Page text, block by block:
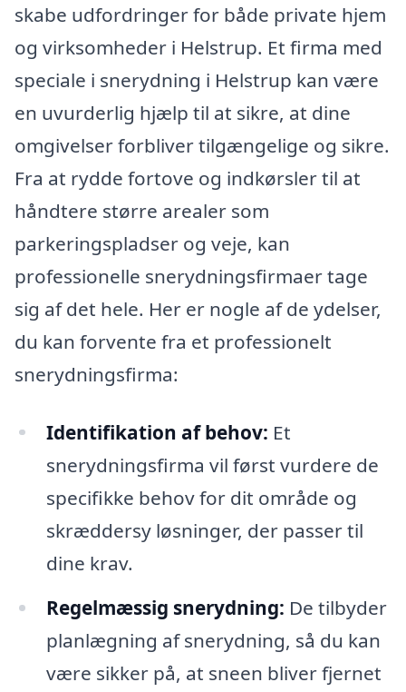
skabe udfordringer for både private hjem
og virksomheder i Helstrup. Et firma med
speciale i snerydning i Helstrup kan være
en uvurderlig hjælp til at sikre, at dine
omgivelser forbliver tilgængelige og sikre.
Fra at rydde fortove og indkørsler til at
håndtere større arealer som
parkeringspladser og veje, kan
professionelle snerydningsfirmaer tage
sig af det hele. Her er nogle af de ydelser,
du kan forvente fra et professionelt
snerydningsfirma:
Identifikation af behov: Et
snerydningsfirma vil først vurdere de
specifikke behov for dit område og
skræddersy løsninger, der passer til
dine krav.
Regelmæssig snerydning: De tilbyder
planlægning af snerydning, så du kan
være sikker på, at sneen bliver fjernet